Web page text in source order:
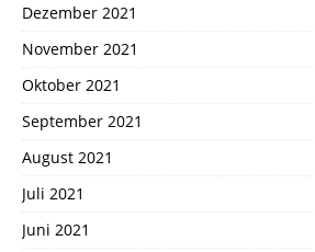
Dezember 2021
November 2021
Oktober 2021
September 2021
August 2021
Juli 2021
Juni 2021